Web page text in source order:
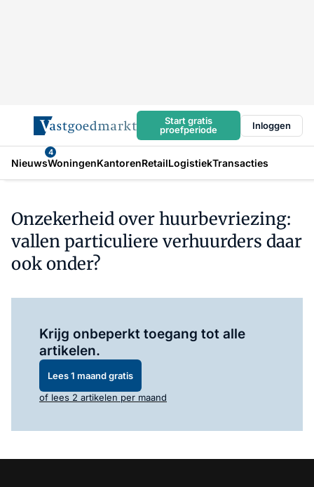
Start gratis
proefperiode
Inloggen
Nieuws
4
WoningenKantorenRetailLogistiekTransacties
Onzekerheid over huurbevriezing:
vallen particuliere verhuurders daar
ook onder?
Krijg onbeperkt toegang tot alle
artikelen.
Lees 1 maand gratis
of lees 2 artikelen per maand